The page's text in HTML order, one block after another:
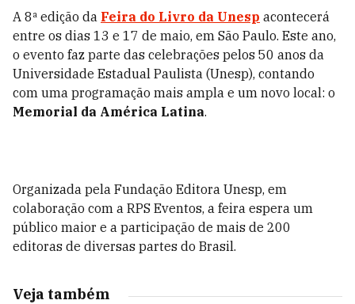
A 8ª edição da Feira do Livro da Unesp acontecerá
entre os dias 13 e 17 de maio, em São Paulo. Este ano,
o evento faz parte das celebrações pelos 50 anos da
Universidade Estadual Paulista (Unesp), contando
com uma programação mais ampla e um novo local: o
Memorial da América Latina.
Organizada pela Fundação Editora Unesp, em
colaboração com a RPS Eventos, a feira espera um
público maior e a participação de mais de 200
editoras de diversas partes do Brasil.
Veja também